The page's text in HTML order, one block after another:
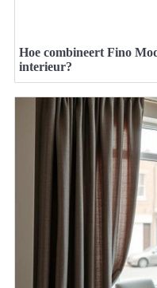
Hoe combineert Fino
interieur?